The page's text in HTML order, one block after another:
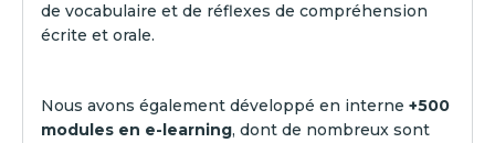
de vocabulaire et de réflexes de compréhension
écrite et orale.
Nous avons également développé en interne +500
modules en e-learning, dont de nombreux sont